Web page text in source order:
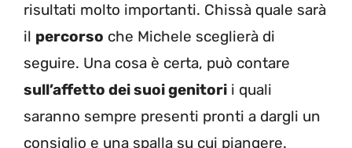
risultati molto importanti. Chissà quale sarà
il percorso che Michele sceglierà di
seguire. Una cosa è certa, può contare
sull’affetto dei suoi genitori i quali
saranno sempre presenti pronti a dargli un
consiglio e una spalla su cui piangere.